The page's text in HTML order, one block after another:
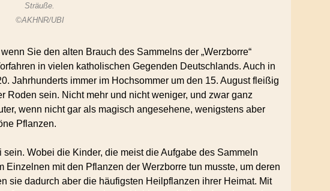
Sträuße.
©AKHNR/UBI
Sie den alten Brauch des Sammelns der „Werzborre“
in vielen katholischen Gegenden Deutschlands. Auch in
Jahrhunderts immer im Hochsommer um den 15. August fleißig
Roden sein. Nicht mehr und nicht weniger, und zwar ganz
wenn nicht gar als magisch angesehene, wenigstens aber
Pflanzen.
Wobei die Kinder, die meist die Aufgabe des Sammeln
Einzelnen mit den Pflanzen der Werzborre tun musste, um deren
sie dadurch aber die häufigsten Heilpflanzen ihrer Heimat. Mit